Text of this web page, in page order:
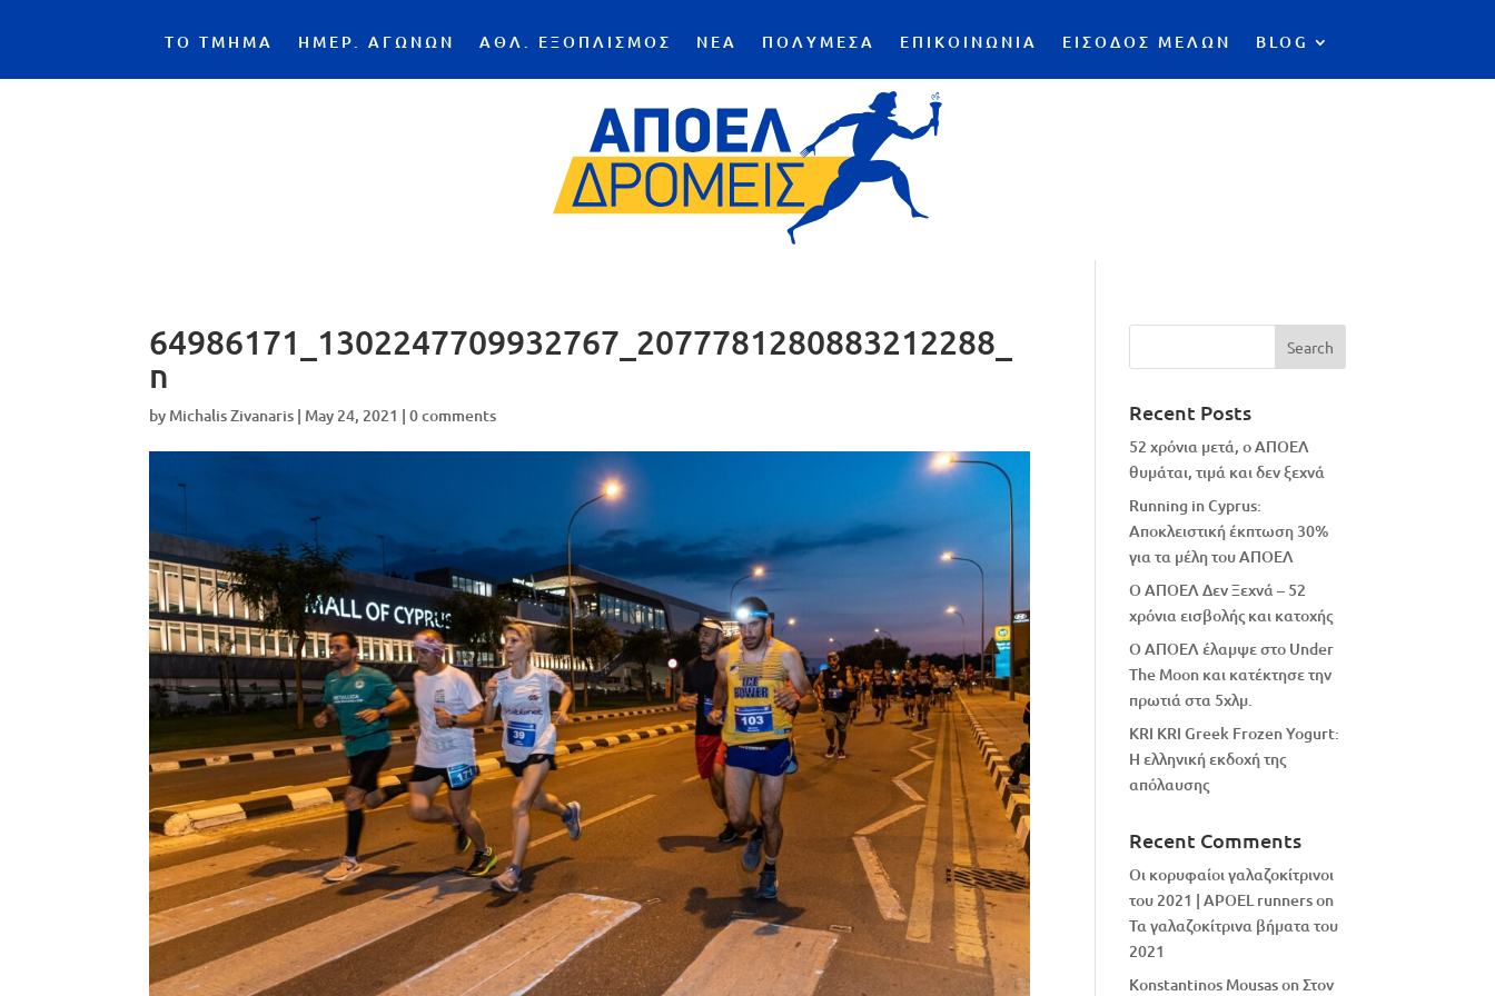
ΤΟ ΤΜΗΜΑ ΗΜΕΡ. ΑΓΩΝΩΝ ΑΘΛ. ΕΞΟΠΛΙΣΜΟΣ ΝΕΑ ΠΟΛΥΜΕΣΑ ΕΠΙΚΟΙΝΩΝΙΑ ΕΙΣΟΔΟΣ ΜΕΛΩΝ BLOG
64986171_1302247709932767_2077781280883212288_
n
by Michalis Zivanaris | May 24, 2021 |0 comments Recent Posts
52 χρόνια μετά, ο ΑΠΟΕΛ
θυμάται, τιμά και δεν ξεχνά
Running in Cyprus:
Αποκλειστική έκπτωση 30%
για τα μέλη του ΑΠΟΕΛ
Ο ΑΠΟΕΛ Δεν Ξεχνά – 52
χρόνια εισβολής και κατοχής
Ο ΑΠΟΕΛ έλαμψε στο Under
The Moon και κατέκτησε την
πρωτιά στα 5χλμ.
KRI KRI Greek Frozen Yogurt:
Η ελληνική εκδοχή της
απόλαυσης
Recent Comments
Οι κορυφαίοι γαλαζοκίτρινοι
του 2021 | APOEL runnerson
Τα γαλαζοκίτρινα βήματα του
2021
Konstantinos MousasonΣτον